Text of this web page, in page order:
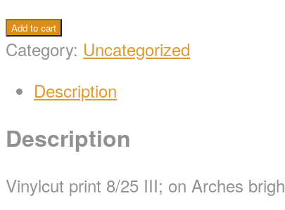
Vinylcut
'Pointed'
Add to cart
Category: Uncategorized
Description
Description
Vinylcut print 8/25 III; on Arches